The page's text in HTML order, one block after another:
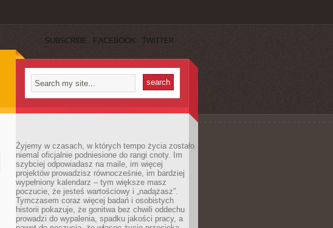
SUBSCRIBE FACEBOOK TWITTER
Żyjemy w czasach, w których tempo życia zostało
niemal oficjalnie podniesione do rangi cnoty. Im
szybciej odpowiadasz na maile, im więcej
projektów prowadzisz równocześnie, im bardziej
wypełniony kalendarz – tym większe masz
poczucie, że jesteś wartościowy i „nadążasz”.
Tymczasem coraz więcej badań i osobistych
historii pokazuje, że gonitwa bez chwili oddechu
prowadzi do wypalenia, spadku jakości pracy, a